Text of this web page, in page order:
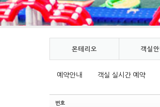
몬테리오 객실
예약안내 객실 실시간 예약
번호